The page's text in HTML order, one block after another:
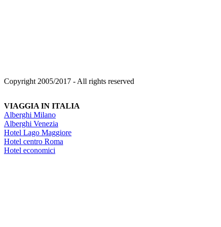
Copyright 2005/2017 - All rights reserved
VIAGGIA IN ITALIA
Alberghi Milano
Alberghi Venezia
Hotel Lago Maggiore
Hotel centro Roma
Hotel economici